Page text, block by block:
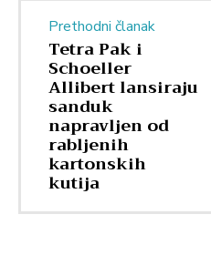
Prethodni članak
Tetra Pak i
Schoeller
Allibert lansiraju
sanduk
napravljen od
rabljenih
kartonskih
kutija